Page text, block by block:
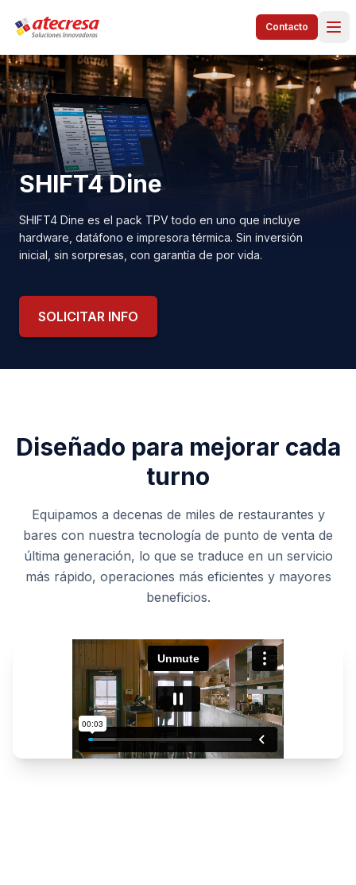
Contacto
SHIFT4 Dine
SHIFT4 Dine es el pack TPV todo en uno que incluye
hardware, datáfono e impresora térmica. Sin inversión
inicial, sin sorpresas, con garantía de por vida.
SOLICITAR INFO
Diseñado para mejorar cada
turno
Equipamos a decenas de miles de restaurantes y
bares con nuestra tecnología de punto de venta de
última generación, lo que se traduce en un servicio
más rápido, operaciones más eficientes y mayores
beneficios.